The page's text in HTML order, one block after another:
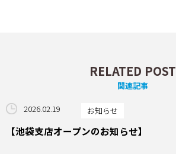
RELATED POST
関連記事
2026.02.19 お知らせ
【池袋支店オープンのお知らせ】